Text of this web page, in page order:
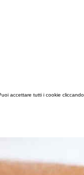
accettare tutti i cookie